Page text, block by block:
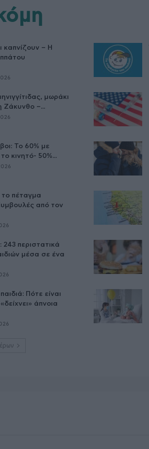
καπνίζουν – Η
μωράκι
Ζάκυνθο –...
Το 60% με
κινητό- 50%...
πέταγμα
από τον
243 περιστατικά
μέσα σε ένα
Πότε είναι
άπνοια